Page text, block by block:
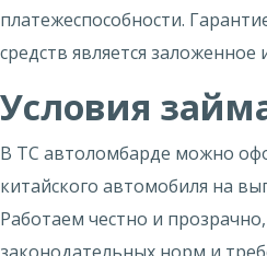
платежеспособности.
средств является
Условия
В ТС автоломбарде можно
китайского автомобиля на
Работаем честно и